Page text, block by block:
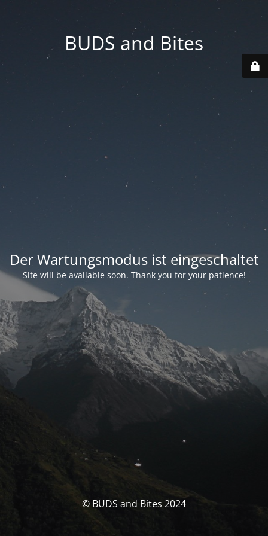
BUDS and Bites
Der Wartungsmodus ist eingeschaltet
Site will be available soon. Thank you for your patience!
© BUDS and Bites 2024